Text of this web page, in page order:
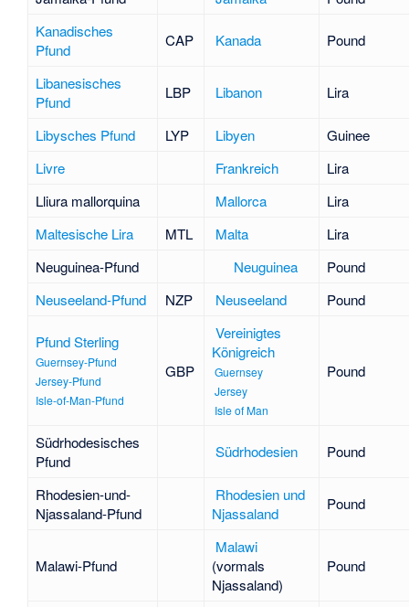
Kanadisches
Pfund
CAP Kanada Pound
Libanesisches
Pfund
LBP Libanon Lira
Libysches Pfund LYP Libyen
Guinee
Livre
Frankreich
Lira
Lliura mallorquina
Mallorca
Lira
Maltesische Lira
MTL Malta
Lira
Neuguinea-Pfund
Neuguinea
Pound
Neuseeland-Pfund
NZP Neuseeland Pound
Pfund Sterling
Guernsey-Pfund
Jersey-Pfund
Isle-of-Man-Pfund
GBP
Vereinigtes
Königreich
Guernsey
Jersey
Isle of Man
Pound
Südrhodesisches
Pfund
Südrhodesien Pound
Rhodesien-und-
Njassaland-Pfund
Rhodesien und
Njassaland
Pound
Malawi-Pfund
Malawi
(vormals
Njassaland)
Pound